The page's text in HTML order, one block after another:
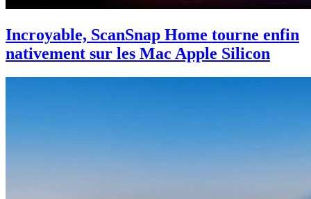
Incroyable, ScanSnap Home tourne enfin
nativement sur les Mac Apple Silicon